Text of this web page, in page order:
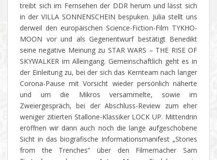
treibt sich im Fernsehen der DDR herum und lässt sich
in der VILLA SONNENSCHEIN bespuken. Julia stellt uns
derweil den europäischen Science-Fiction-Film TYKHO-
MOON vor und als Gegenentwurf bestätigt Benedikt
seine negative Meinung zu STAR WARS – THE RISE OF
SKYWALKER im Alleingang. Gemeinschaftlich geht es in
der Einleitung zu, bei der sich das Kernteam nach langer
Corona-Pause mit Vorsicht wieder persönlich näherte
und um die Mikros versammelte, sowie im
Zweiergespräch, bei der Abschluss-Review zum eher
weniger zitierten Stallone-Klassiker LOCK UP. Mittendrin
eröffnen wir dann auch noch die lange aufgeschobene
Sicht in das biografische Informationsmanifest „Stories
from the Trenches“ über den Filmemacher Sam